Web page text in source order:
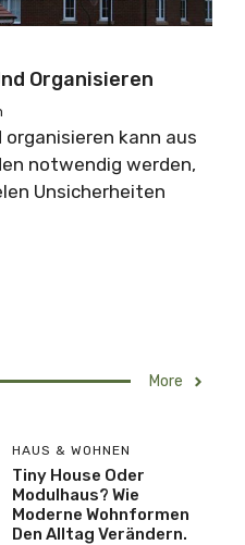
Organisieren
organisieren kann aus
notwendig werden,
Unsicherheiten
More
HAUS & WOHNEN
Tiny House Oder
Modulhaus? Wie
Moderne Wohnformen
Den Alltag Verändern.